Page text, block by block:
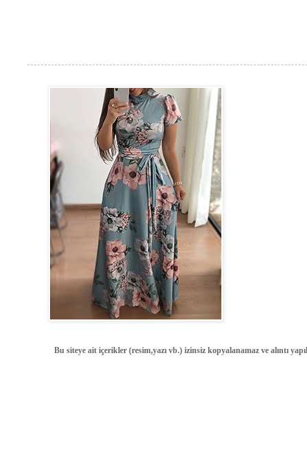
Bu siteye ait içerikler (resim,yazı vb.) izinsiz kopyalanamaz ve alıntı